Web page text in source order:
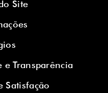
Site
e Transparência
Satisfação